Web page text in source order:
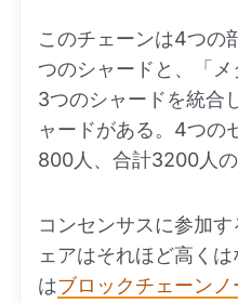
このチェーンは4つの
つのシャードと、「
3つのシャードを統合
ャードがある。4つの
800人、合計3200人の
コンセンサスに参加
ェアはそれほど高く
はブロックチェーンノ